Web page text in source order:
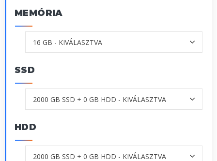
MEMÓRIA
SSD
HDD